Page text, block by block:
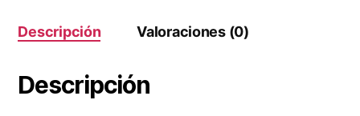
Descripción Valoraciones (0)
Descripción